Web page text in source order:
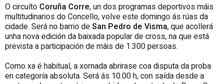
O circuíto Coruña Corre, un dos programas deportivos máis
multitudinarios do Concello, volve este domingo ás rúas da
cidade. Será no barrio deSan Pedro de Visma, que acollerá
unha nova edición da baixada popular de cross, na que está
prevista a participación de máis de 1.300 persoas.
Como xa é habitual, a xornada abrirase coa disputa da proba
en categoría absoluta. Será ás 10.00 h, con saída desde a